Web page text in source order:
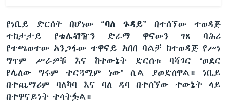
የነቢይ ድርሰት በሆነው “ባለ ጉዳይ” በተሰኘው ተወዳጅ
ተከታታይ የቴሌቭዥን ድራማ ዋናውን ገጸ ባሕሪ
የተጫወተው አንጋፋው ተዋናይ አበበ ባልቻ ከተወዳጅ የሥነ
ግጥም ሥራዎቹ እና ከተውኔት ድርሰቱ ባሻገር “ወደር
የሌለው ግሩም ተርጓሚም ነው” ሲል ያወድሰዋል። ነቢይ
በተጨማሪም ባለካባ እና ባለ ዳባ በተሰኘው ተውኔት ላይ
በተዋናይነት ተሳትፏል።